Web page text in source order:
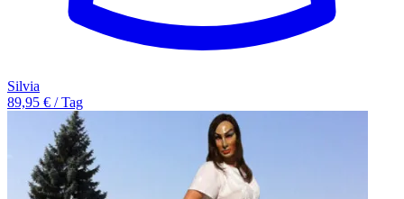
Silvia
89,95 € / Tag